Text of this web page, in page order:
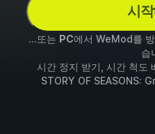
시
...또는 PC에서 WeMod를
습
시간 정지 받기, 시간 척도
STORY OF SEASONS: